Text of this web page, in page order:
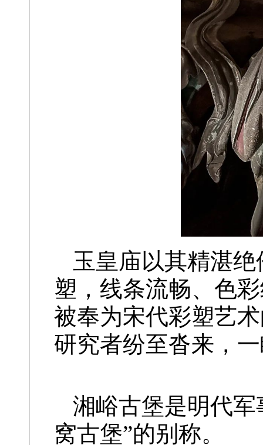
玉皇庙以其精湛
塑，线条流畅、色
被奉为宋代彩塑艺
研究者纷至沓来，
湘峪古堡是明代
窝古堡”的别称。